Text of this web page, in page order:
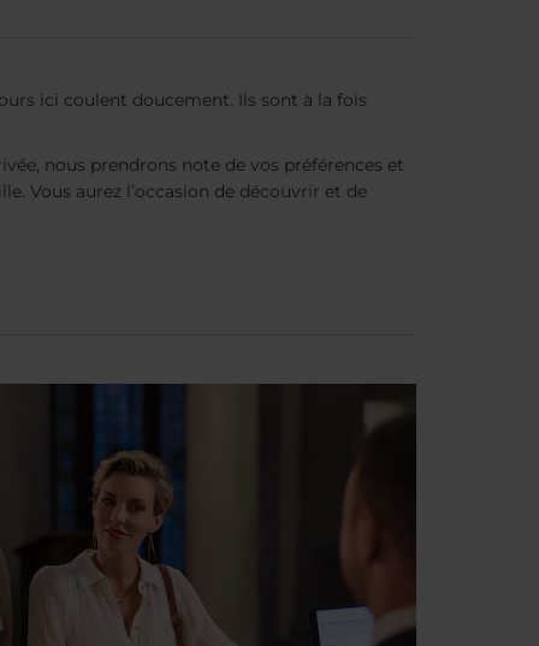
ici coulent doucement. Ils sont à la fois
nous prendrons note de vos préférences et
Vous aurez l’occasion de découvrir et de